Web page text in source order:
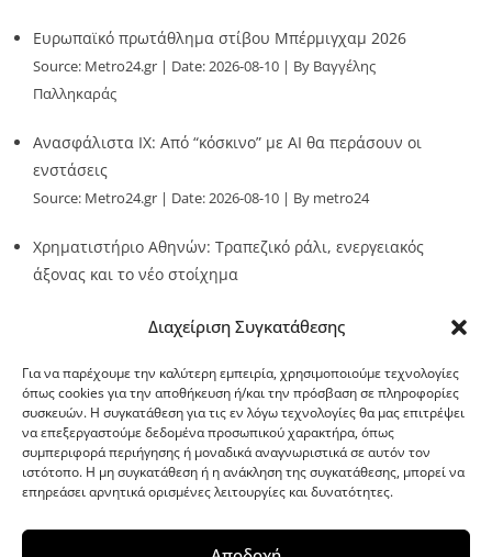
Διαχείριση Συγκατάθεσης
Για να παρέχουμε την καλύτερη εμπειρία, χρησιμοποιούμε τεχνολογίες
όπως cookies για την αποθήκευση ή/και την πρόσβαση σε πληροφορίες
συσκευών. Η συγκατάθεση για τις εν λόγω τεχνολογίες θα μας επιτρέψει
να επεξεργαστούμε δεδομένα προσωπικού χαρακτήρα, όπως
συμπεριφορά περιήγησης ή μοναδικά αναγνωριστικά σε αυτόν τον
ιστότοπο. Η μη συγκατάθεση ή η ανάκληση της συγκατάθεσης, μπορεί να
επηρεάσει αρνητικά ορισμένες λειτουργίες και δυνατότητες.
Ευρωπαϊκό πρωτάθλημα στίβου Μπέρμιγχαμ 2026
Source: Metro24.gr Date: 2026-08-10
By Βαγγέλης
Παλληκαράς
Ανασφάλιστα ΙΧ: Από “κόσκινο” με AI θα περάσουν οι
ενστάσεις
Source: Metro24.gr Date: 2026-08-10 By metro24
Χρηματιστήριο Αθηνών: Τραπεζικό ράλι, ενεργειακός
άξονας και το νέο στοίχημα
G-point.gr